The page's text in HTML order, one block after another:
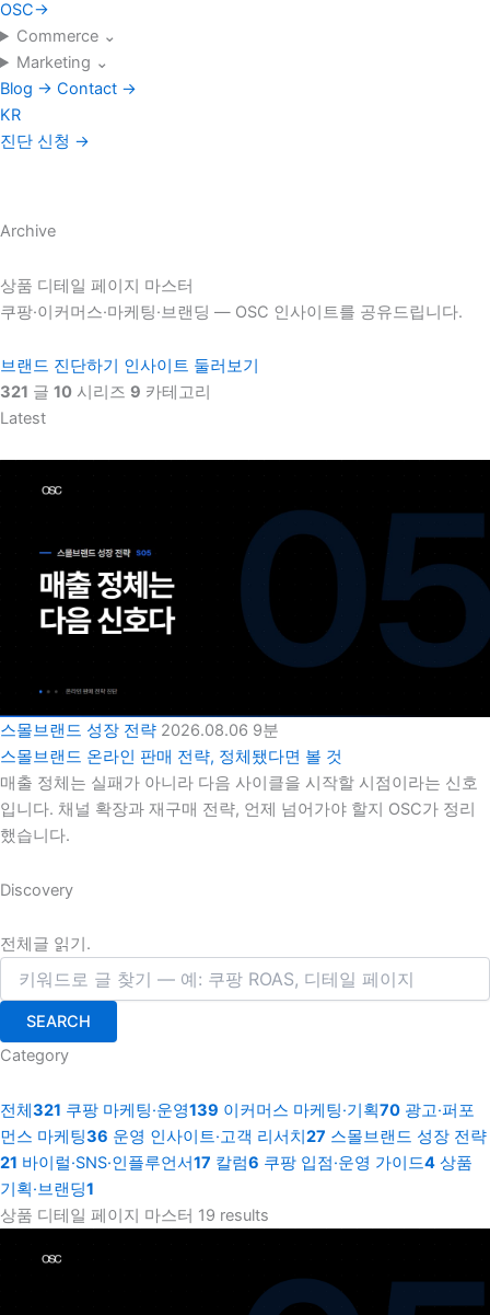
OSC→
Commerce ⌄
Marketing ⌄
Blog → Contact →
KR
진단 신청 →
Archive
상품 디테일 페이지 마스터
쿠팡·이커머스·마케팅·브랜딩 — OSC 인사이트를 공유드립니다.
브랜드 진단하기
인사이트 둘러보기
321 글 10 시리즈 9 카테고리
Latest
스몰브랜드 성장 전략 2026.08.06 9분
스몰브랜드 온라인 판매 전략, 정체됐다면 볼 것
매출 정체는 실패가 아니라 다음 사이클을 시작할 시점이라는 신호
입니다. 채널 확장과 재구매 전략, 언제 넘어가야 할지 OSC가 정리
했습니다.
Discovery
전체글 읽기.
SEARCH
Category
전체321 쿠팡 마케팅·운영139 이커머스 마케팅·기획70 광고·퍼포
먼스 마케팅36 운영 인사이트·고객 리서치27 스몰브랜드 성장 전략
21 바이럴·SNS·인플루언서17 칼럼6 쿠팡 입점·운영 가이드4 상품
기획·브랜딩1
상품 디테일 페이지 마스터 19 results